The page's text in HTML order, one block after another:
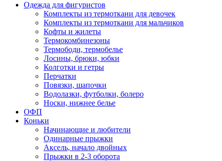
Одежда для фигуристов
Комплекты из термоткани для девочек
Комплекты из термоткани для мальчиков
Кофты и жилеты
Термокомбинезоны
Термободи, термобелье
Лосины, брюки, юбки
Колготки и гетры
Перчатки
Повязки, шапочки
Водолазки, футболки, болеро
Носки, нижнее белье
ОФП
Коньки
Начинающие и любители
Одинарные прыжки
Аксель, начало двойных
Прыжки в 2-3 оборота